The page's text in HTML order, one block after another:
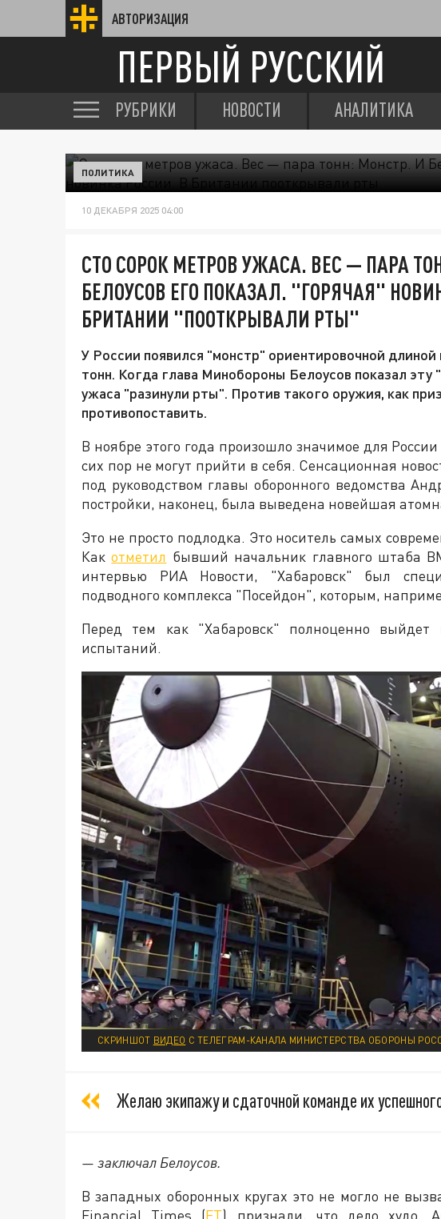
АВТОРИЗАЦИЯ
ПЕРВЫЙ РУССКИЙ
РУБРИКИ НОВОСТИ АНАЛИТИКА
ПОЛИТИКА
10 ДЕКАБРЯ 2025 04:00
СТО СОРОК МЕТРОВ УЖАСА. ВЕС — ПАРА
БЕЛОУСОВ ЕГО ПОКАЗАЛ. "ГОРЯЧАЯ"
БРИТАНИИ "ПООТКРЫВАЛИ РТЫ"
У России появился "монстр" ориентировочной
тонн. Когда глава Минобороны Белоусов показал эту
ужаса "разинули рты". Против такого оружия, как
противопоставить.
В ноябре этого года произошло значимое для
сих пор не могут прийти в себя. Сенсационная
под руководством главы оборонного ведомства
постройки, наконец, была выведена новейшая
Это не просто подлодка. Это носитель самых
Какотметил бывший начальник главного штаба
интервью РИА Новости, "Хабаровск" был
подводного комплекса "Посейдон", которым,
Перед тем как "Хабаровск" полноценно
испытаний.
СКРИНШОТ ВИДЕО С ТЕЛЕГРАМ-КАНАЛА МИНИСТЕРСТВА ОБОРОНЫ
Желаю экипажу и сдаточной команде их
— заключал Белоусов.
В западных оборонных кругах это не могло не
Financial Times (FT) признали, что дело худо.